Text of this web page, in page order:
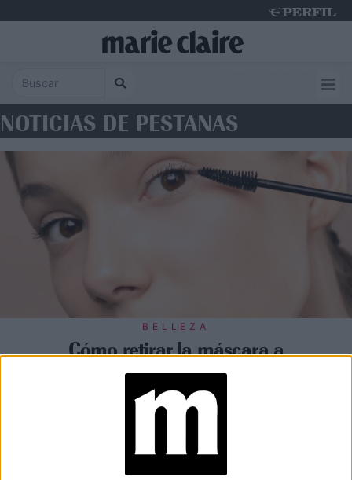
NOTICIAS DE PESTANAS
BELLEZA
Cómo retirar la máscara a
prueba de agua cuidando las
pestañas